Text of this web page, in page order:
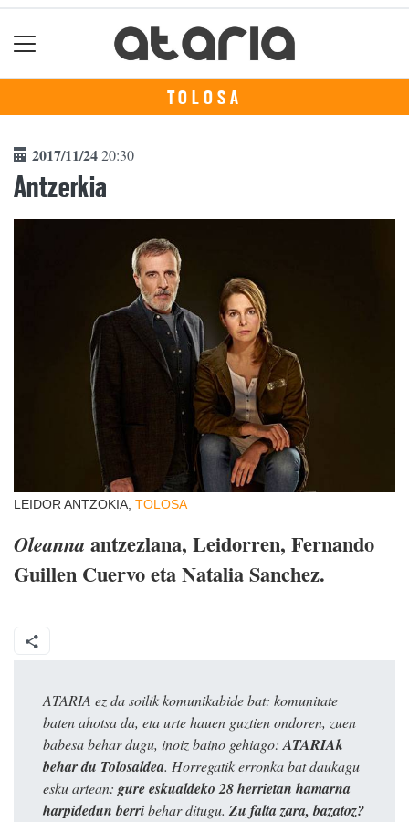
TOLOSA
2017/11/2420:30
Antzerkia
LEIDOR ANTZOKIA, TOLOSA
Oleanna antzezlana, Leidorren, Fernando
Guillen Cuervo eta Natalia Sanchez.
ATARIA ez da soilik komunikabide bat: komunitate
baten ahotsa da, eta urte hauen guztien ondoren, zuen
babesa behar dugu, inoiz baino gehiago: ATARIAk
behar du Tolosaldea. Horregatik erronka bat daukagu
esku artean: gure eskualdeko 28 herrietan hamarna
harpidedun berribehar ditugu. Zu falta zara, bazatoz?